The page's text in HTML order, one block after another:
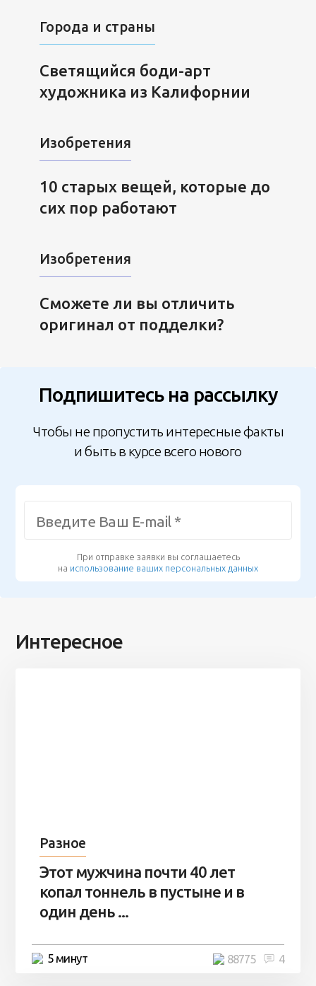
Города и страны
Светящийся боди-арт
художника из Калифорнии
Изобретения
10 старых вещей, которые до
сих пор работают
Изобретения
Сможете ли вы отличить
оригинал от подделки?
Подпишитесь на рассылку
Чтобы не пропустить интересные факты
и быть в курсе всего нового
При отправке заявки вы соглашаетесь
на использование ваших персональных данных
Интересное
Разное
Этот мужчина почти 40 лет
копал тоннель в пустыне и в
один день ...
5 минут 4
88775